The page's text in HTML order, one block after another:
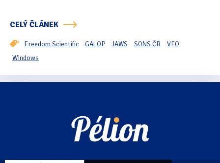
CELÝ ČLÁNEK
Freedom Scientific GALOP JAWS SONS ČR
VFO
Windows